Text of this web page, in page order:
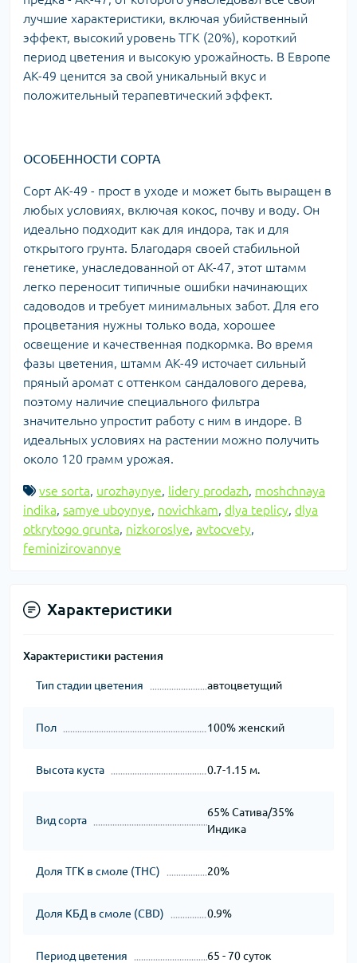
лучшие характеристики, включая убийственный
эффект, высокий уровень ТГК (20%), короткий
период цветения и высокую урожайность. В Европе
АК-49 ценится за свой уникальный вкус и
положительный терапевтический эффект.
ОСОБЕННОСТИ СОРТА
Сорт AK-49 - прост в уходе и может быть выращен в
любых условиях, включая кокос, почву и воду. Он
идеально подходит как для индора, так и для
открытого грунта. Благодаря своей стабильной
генетике, унаследованной от АК-47, этот штамм
легко переносит типичные ошибки начинающих
садоводов и требует минимальных забот. Для его
процветания нужны только вода, хорошее
освещение и качественная подкормка. Во время
фазы цветения, штамм AK-49 источает сильный
пряный аромат с оттенком сандалового дерева,
поэтому наличие специального фильтра
значительно упростит работу с ним в индоре. В
идеальных условиях на растении можно получить
около 120 грамм урожая.
vse sorta, urozhaynye, lidery prodazh, moshchnaya
indika, samye uboynye, novichkam, dlya teplicy, dlya
otkrytogo grunta, nizkoroslye, avtocvety,
feminizirovannye
Характеристики
Характеристики растения
Тип стадии цветения автоцветущий
Пол 100% женский
Высота куста 0.7-1.15 м.
Вид сорта
65% Сатива/35%
Индика
Доля ТГК в смоле (THC) 20%
Доля КБД в смоле (CBD) 0.9%
Период цветения 65 - 70 суток